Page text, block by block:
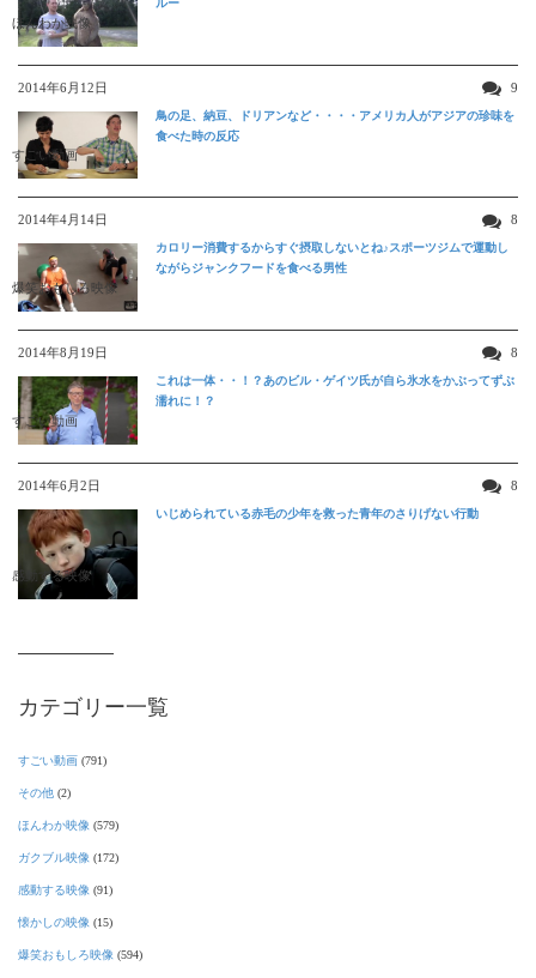
ほんわか映像
ルー
2014年6月12日 9
すごい動画
鳥の足、納豆、ドリアンなど・・・・アメリカ人がアジアの珍味を
食べた時の反応
2014年4月14日 8
爆笑おもしろ映像
カロリー消費するからすぐ摂取しないとね♪スポーツジムで運動し
ながらジャンクフードを食べる男性
2014年8月19日 8
すごい動画
これは一体・・！？あのビル・ゲイツ氏が自ら氷水をかぶってずぶ
濡れに！？
2014年6月2日 8
感動する映像
いじめられている赤毛の少年を救った青年のさりげない行動
カテゴリー一覧
すごい動画 (791)
その他 (2)
ほんわか映像 (579)
ガクブル映像 (172)
感動する映像 (91)
懐かしの映像 (15)
爆笑おもしろ映像 (594)